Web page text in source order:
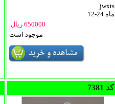
jwxts
12-24 ماه
650000 ریال
موجود است
7381 کد